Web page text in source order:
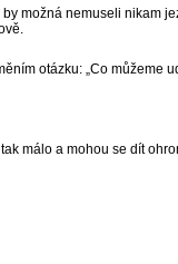
by možná nemuseli nikam
otázku: „Co můžeme
málo a mohou se dít